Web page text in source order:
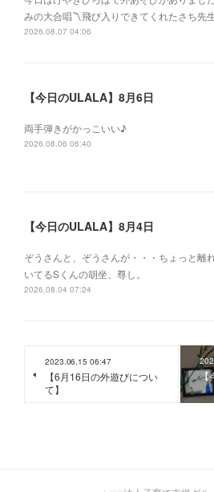
みの大合唱〽飛び入りできてくれたさち先
2026.08.07 04:06
【今日のULALA】8月6日
両手弾きがかっこいい♪
2026.08.06 06:40
【今日のULALA】8月4日
ぞうさんと、ぞうさんが・・・ちょっと離
いてるSくんの胡坐、尊し。
2026.08.04 07:24
2023.06.15 06:47
【6月16日の外遊びについ
て】
【